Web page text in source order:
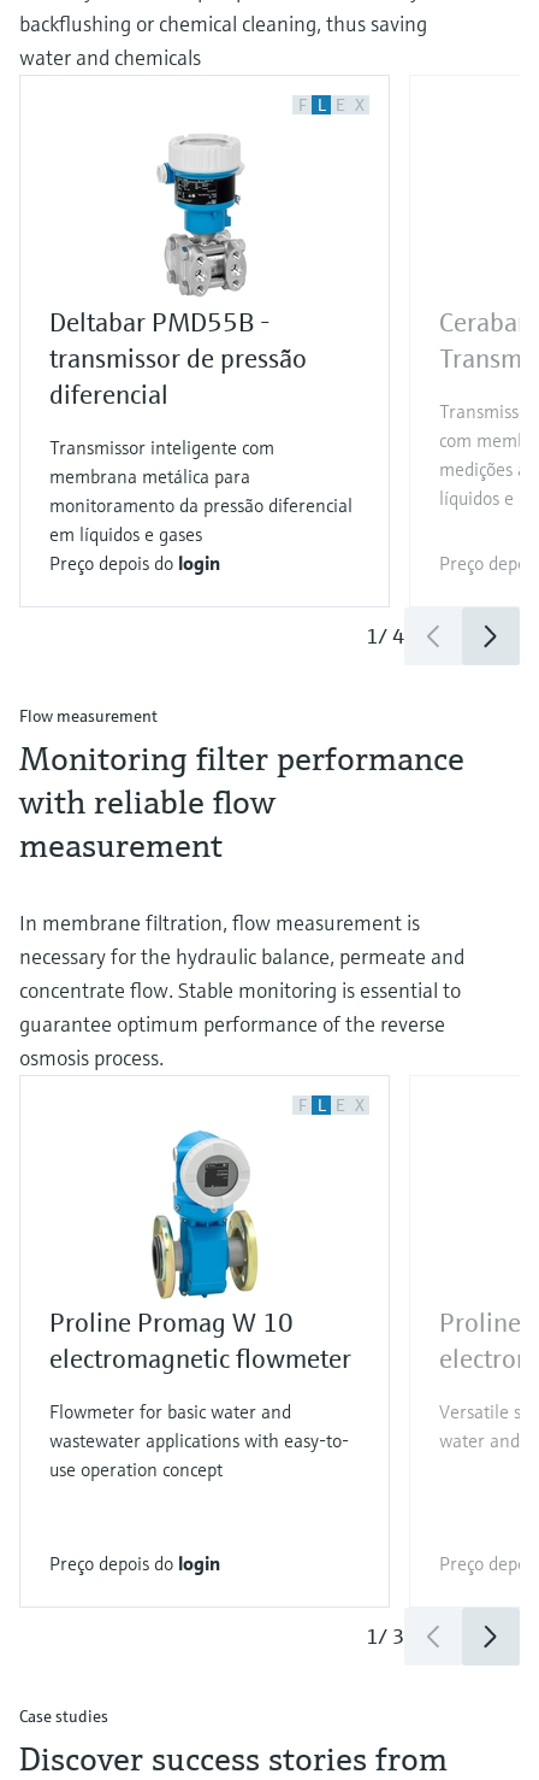
backflushing or chemical cleaning, thus saving
water and chemicals
F L E X
Deltabar PMD55B -
transmissor de pressão
diferencial
Transmissor inteligente com
membrana metálica para
monitoramento da pressão diferencial
em líquidos e gases
Preço depois do login
Cerabar
com
medições
líquidos e
Preço
1/4
Flow measurement
Monitoring filter performance
with reliable flow
measurement
In membrane filtration, flow measurement is
necessary for the hydraulic balance, permeate and
concentrate flow. Stable monitoring is essential to
guarantee optimum performance of the reverse
osmosis process.
F L E X
Proline Promag W 10
electromagnetic flowmeter
Flowmeter for basic water and
wastewater applications with easy-to-
use operation concept
Preço depois do login
Proline
Versatile
water and
Preço
1/ 3
Case studies
Discover success stories from